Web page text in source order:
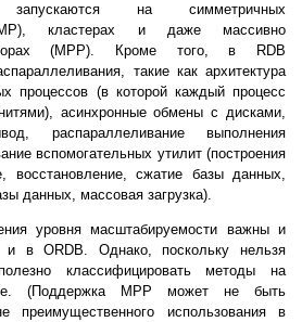
на симметричных
кластерах и даже массивно
(MPP). Кроме того, в RDB
такие как архитектура
процессов (в которой каждый процесс
асинхронные обмены с дисками,
распараллеливание выполнения
вспомогательных утилит (построения
восстановление, сжатие базы данных,
данных, массовая загрузка).
уровня масштабируемости важны и
и в ORDB. Однако, поскольку нельзя
классифицировать методы на
(Поддержка MPP может не быть
преимущественного использования в